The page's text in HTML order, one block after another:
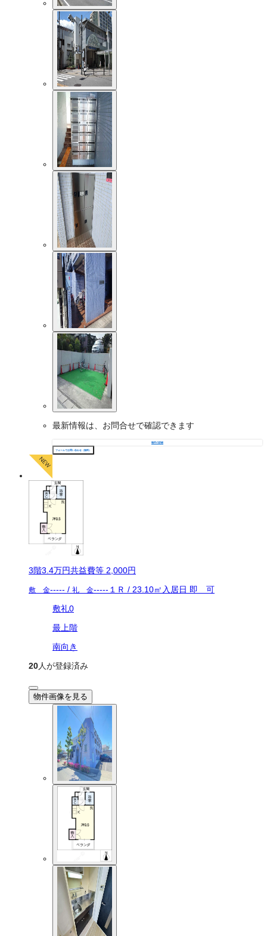
最新情報は、お問合せで確認できます
物件の詳細
フォームでお問い合わせ（無料）
3階3.4万円共益費等 2,000円
敷 金----- / 礼 金----- １Ｒ / 23.10㎡ 入居日 即 可
敷礼0
最上階
南向き
20人が登録済み
物件画像を見る